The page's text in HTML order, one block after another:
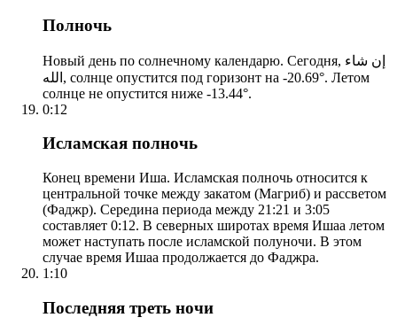
Полночь
Новый день по солнечному календарю. Сегодня, إن شاء
الله, солнце опустится под горизонт на -20.69°. Летом
солнце не опустится ниже -13.44°.
0:12
Исламская полночь
Конец времени Иша. Исламская полночь относится к
центральной точке между закатом (Магриб) и рассветом
(Фаджр). Середина периода между 21:21 и 3:05
составляет 0:12. В северных широтах время Ишаа летом
может наступать после исламской полуночи. В этом
случае время Ишаа продолжается до Фаджра.
1:10
Последняя треть ночи